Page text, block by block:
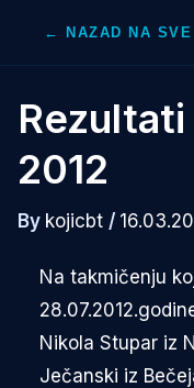
← NAZAD NA SVE
Rezultati
2012
By kojicbt /
Na takmičenju
Nikola Stupar iz
Ječanski iz